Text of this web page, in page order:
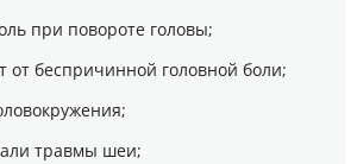
при повороте головы;
от беспричинной головной боли;
травмы шеи;